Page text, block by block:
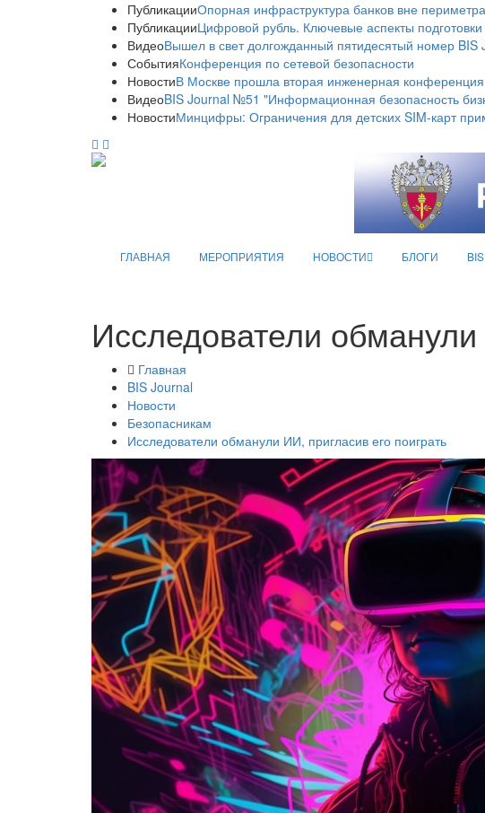
ПубликацииОпорная инфраструктура банков вне
ПубликацииЦифровой рубль. Ключевые аспекты
ВидеоВышел в свет долгожданный пятидесятый номер BIS
СобытияКонференция по сетевой безопасности
НовостиВ Москве прошла вторая инженерная
ВидеоBIS Journal №51 "Информационная безопасность
НовостиМинцифры: Ограничения для детских SIM-карт
ГЛАВНАЯ МЕРОПРИЯТИЯ НОВОСТИ БЛОГИ
Исследователи
Главная
BIS Journal
Новости
Безопасникам
Исследователи обманули ИИ, пригласив его поиграть